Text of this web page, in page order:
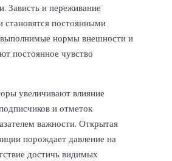
Зависть и переживание
становятся постоянными
нормы внешности и
постоянное чувство
увеличивают влияние
и отметок
важности. Открытая
порождает давление на
достичь видимых